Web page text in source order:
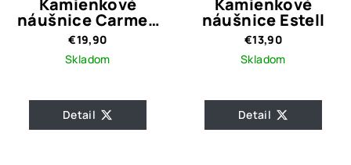
Kamienkové
náušnice Carmen
Gold
€19,90
Skladom
Detail
Kamienkové
náušnice Estell
€13,90
Skladom
Detail